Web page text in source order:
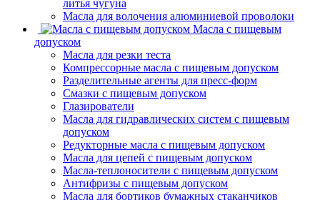
литья чугуна
Масла для волочения алюминиевой проволоки
Масла с пищевым
допуском
Масла для резки теста
Компрессорные масла с пищевым допуском
Разделительные агенты для пресс-форм
Смазки с пищевым допуском
Глазирователи
Масла для гидравлических систем с пищевым
допуском
Редукторные масла с пищевым допуском
Масла для цепей с пищевым допуском
Масла-теплоносители с пищевым допуском
Антифризы с пищевым допуском
Масла для бортиков бумажных стаканчиков